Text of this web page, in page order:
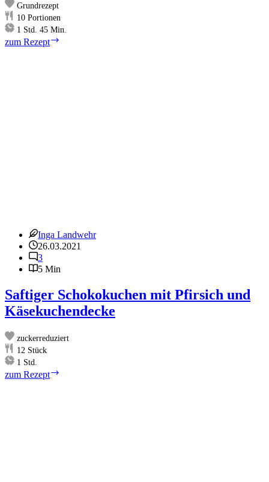
Grundrezept
10 Portionen
1 Stunde
Std. 45 Minuten
Min.
zum Rezept
Inga Landwehr
26.03.2021
3
5 Min
Saftiger Schokokuchen mit Pfirsich und
Käsekuchendecke
zuckerreduziert
12 Stück
1 Stunde
Std.
zum Rezept